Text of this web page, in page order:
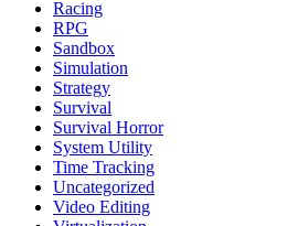
Racing
RPG
Sandbox
Simulation
Strategy
Survival
Survival Horror
System Utility
Time Tracking
Uncategorized
Video Editing